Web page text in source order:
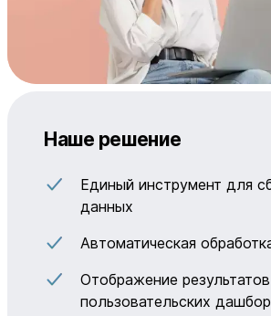
Наше решение
Единый инструмент для
данных
Автоматическая
Отображение
пользовательских